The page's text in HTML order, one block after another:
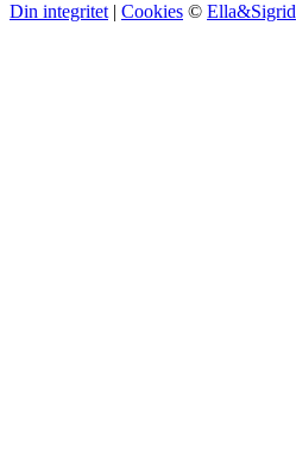
Din integritet | Cookies © Ella&Sigrid